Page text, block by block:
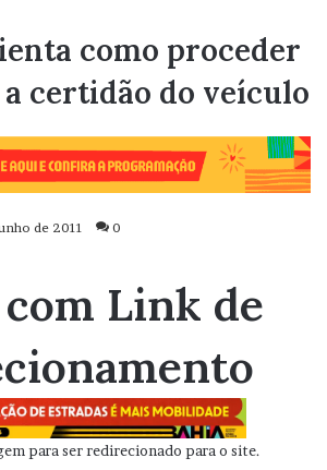
como proceder
certidão do veículo
de 2011 0
Link de
para ser redirecionado para o site.